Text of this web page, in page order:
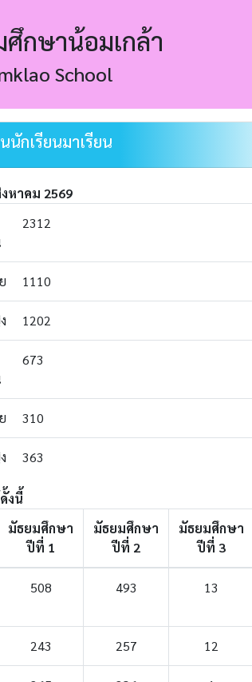
กษาน้อมเกล้า
School
มัธยมศึกษา
213
256
469
นักเรียนมาเรียน
หาคม 2569
2312
1110
1202
673
310
363
งนี้
มัธยมศึกษา
ปีที่ 1
มัธยมศึกษา
ปีที่ 2
มัธยมศึกษา
ปีที่ 3
508 493 13
243 257 12